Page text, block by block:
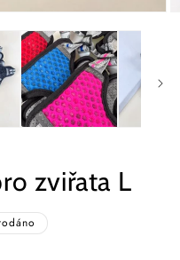
zviřata L